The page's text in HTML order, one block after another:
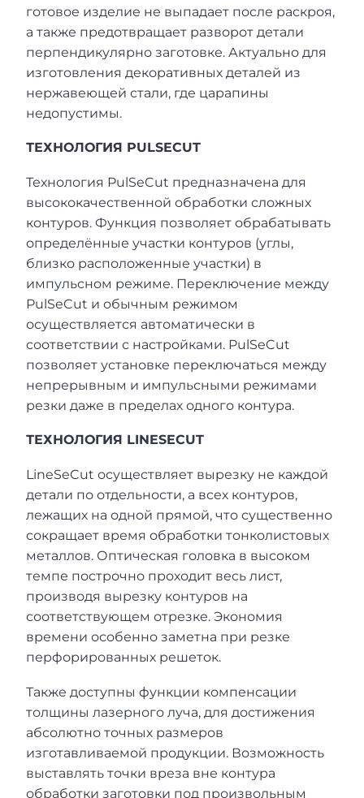
готовое изделие не выпадает после раскроя,
а также предотвращает разворот детали
перпендикулярно заготовке. Актуально для
изготовления декоративных деталей из
нержавеющей стали, где царапины
недопустимы.
ТЕХНОЛОГИЯ PULSECUT
Технология PulSeCut предназначена для
высококачественной обработки сложных
контуров. Функция позволяет обрабатывать
определённые участки контуров (углы,
близко расположенные участки) в
импульсном режиме. Переключение между
PulSeCut и обычным режимом
осуществляется автоматически в
соответствии с настройками. PulSeCut
позволяет установке переключаться между
непрерывным и импульсными режимами
резки даже в пределах одного контура.
ТЕХНОЛОГИЯ LINESECUT
LineSeCut осуществляет вырезку не каждой
детали по отдельности, а всех контуров,
лежащих на одной прямой, что существенно
сокращает время обработки тонколистовых
металлов. Оптическая головка в высоком
темпе построчно проходит весь лист,
производя вырезку контуров на
соответствующем отрезке. Экономия
времени особенно заметна при резке
перфорированных решеток.
Также доступны функции компенсации
толщины лазерного луча, для достижения
абсолютно точных размеров
изготавливаемой продукции. Возможность
выставлять точки вреза вне контура
обработки заготовки под произвольным